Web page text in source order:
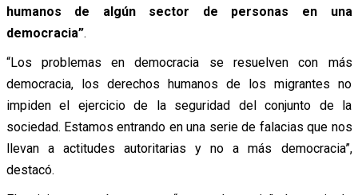
humanos de algún sector de personas en una
democracia”.
“Los problemas en democracia se resuelven con más
democracia, los derechos humanos de los migrantes no
impiden el ejercicio de la seguridad del conjunto de la
sociedad. Estamos entrando en una serie de falacias que nos
llevan a actitudes autoritarias y no a más democracia”,
destacó.